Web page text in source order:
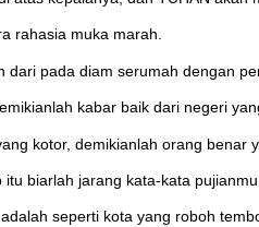
rahasia muka marah.
pada diam serumah dengan
kabar baik dari negeri
kotor, demikianlah orang benar
biarlah jarang kata-kata pujianmu.
seperti kota yang roboh